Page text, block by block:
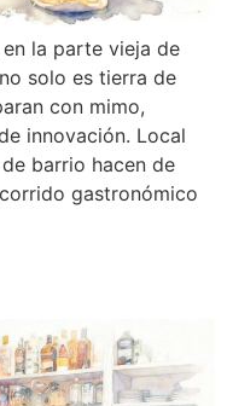
en la parte vieja de
solo es tierra de
con mimo,
innovación. Local
barrio hacen de
gastronómico